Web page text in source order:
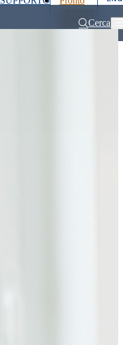
800 900Cerca